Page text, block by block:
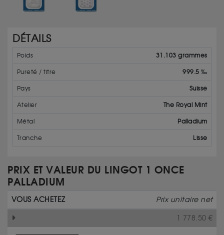
DÉTAILS
Poids 31.103 grammes
Pureté / titre 999.5 ‰
Pays Suisse
Atelier The Royal Mint
Métal Palladium
Tranche Lisse
PRIX ET VALEUR DU LINGOT 1 ONCE
PALLADIUM
VOUS ACHETEZ Prix unitaire net
1 778.50 €